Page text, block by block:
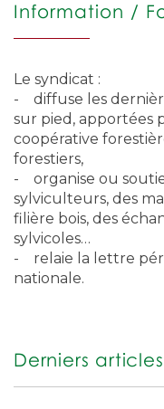
Information /
Le syndicat :
- diffuse les
sur pied, apportées
coopérative
forestiers,
- organise ou
sylviculteurs, des
filière bois, des
sylvicoles…
- relaie la lettre
nationale.
Derniers